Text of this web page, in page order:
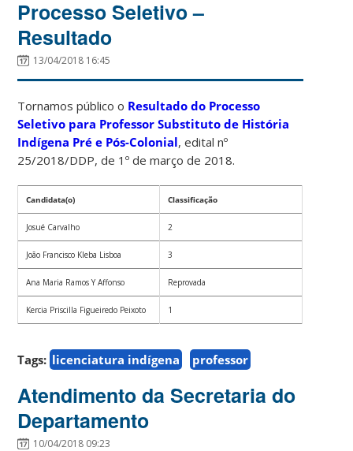
Processo Seletivo –
Resultado
13/04/2018 16:45
Tornamos público o Resultado do Processo
Seletivo para Professor Substituto de História
Indígena Pré e Pós-Colonial, edital nº
25/2018/DDP, de 1º de março de 2018.
Candidata(o) Classificação
Josué Carvalho 2
João Francisco Kleba Lisboa 3
Ana Maria Ramos Y Affonso Reprovada
Kercia Priscilla Figueiredo Peixoto 1
Tags: licenciatura indígena professor
Atendimento da Secretaria do
Departamento
10/04/2018 09:23